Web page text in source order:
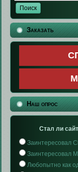
Заказать
Наш опрос
Стал ли
Заинтересовал
Заинтересовал
Любопытно как